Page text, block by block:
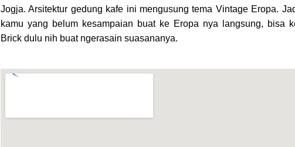
Jogja. Arsitektur gedung kafe ini mengusung tema Vintage Eropa.
kamu yang belum kesampaian buat ke Eropa nya langsung, bisa
Brick dulu nih buat ngerasain suasananya.